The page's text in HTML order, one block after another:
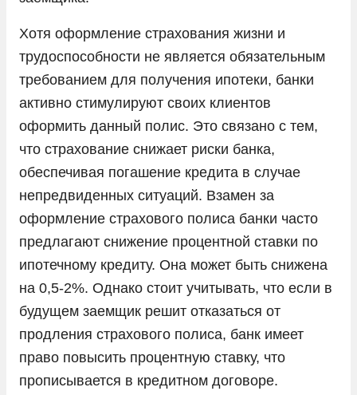
Хотя оформление страхования жизни и
трудоспособности не является обязательным
требованием для получения ипотеки, банки
активно стимулируют своих клиентов
оформить данный полис. Это связано с тем,
что страхование снижает риски банка,
обеспечивая погашение кредита в случае
непредвиденных ситуаций. Взамен за
оформление страхового полиса банки часто
предлагают снижение процентной ставки по
ипотечному кредиту. Она может быть снижена
на 0,5-2%. Однако стоит учитывать, что если в
будущем заемщик решит отказаться от
продления страхового полиса, банк имеет
право повысить процентную ставку, что
прописывается в кредитном договоре.